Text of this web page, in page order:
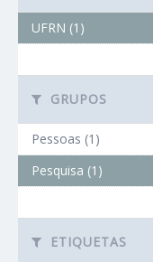
UFRN (1)
GRUPOS
Pessoas (1)
Pesquisa (1)
ETIQUETAS